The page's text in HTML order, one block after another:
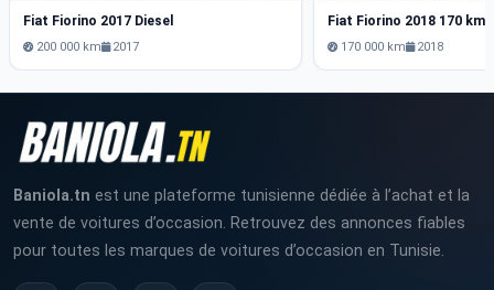
Fiat Fiorino 2017 Diesel
200 000 km 2017
Fiat Fiorino 2018 170 km
170 000 km 2018
Baniola.tn est une plateforme tunisienne dédiée à l’achat et la
vente de voitures d’occasion. Retrouvez des annonces fiables
pour toutes les marques de voitures d’occasion en Tunisie.